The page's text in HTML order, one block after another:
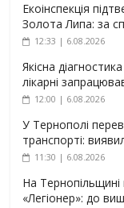
Екоінспекція
Золота Липа: за
12:33 | 6.08.2026
Якісна
лікарні
12:00 | 6.08.2026
У Тернополі
транспорті:
11:30 | 6.08.2026
На Тернопільщині
«Легіонер»: до